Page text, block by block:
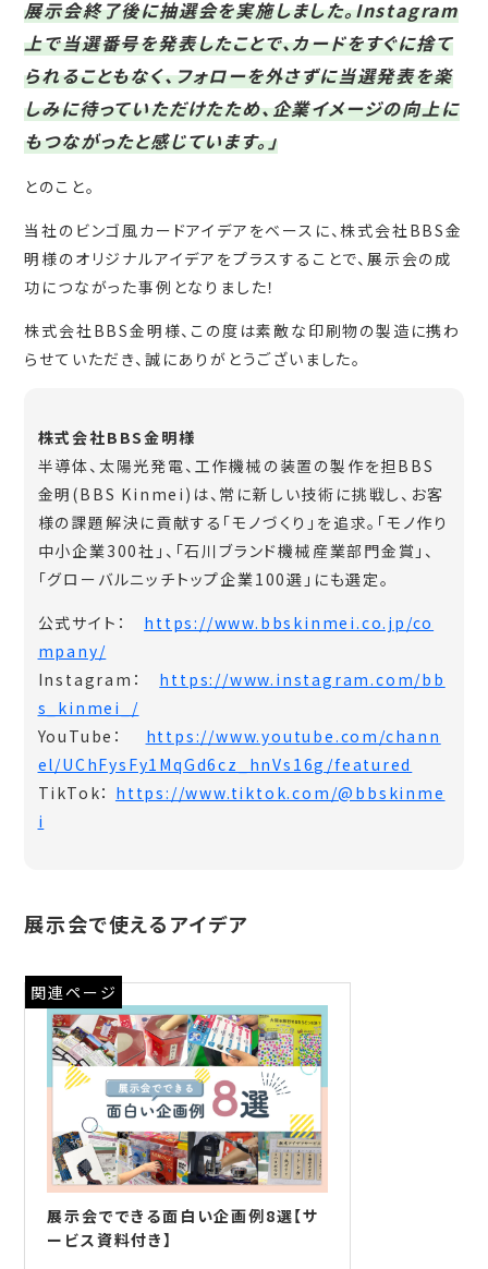
展示会終了後に抽選会を実施しました。Instagram
上で当選番号を発表したことで、カードをすぐに捨て
られることもなく、フォローを外さずに当選発表を楽
しみに待っていただけたため、企業イメージの向上に
もつながったと感じています。」
とのこと。
当社のビンゴ風カードアイデアをベースに、株式会社BBS金
明様のオリジナルアイデアをプラスすることで、展示会の成
功につながった事例となりました！
株式会社BBS金明様、この度は素敵な印刷物の製造に携わ
らせていただき、誠にありがとうございました。
株式会社BBS金明様
半導体、太陽光発電、工作機械の装置の製作を担BBS
金明(BBS Kinmei)は、常に新しい技術に挑戦し、お客
様の課題解決に貢献する「モノづくり」を追求。「モノ作り
中小企業300社」、「石川ブランド機械産業部門金賞」、
「グローバルニッチトップ企業100選」にも選定。
公式サイト： https://www.bbskinmei.co.jp/co
mpany/
Instagram： https://www.instagram.com/bb
s_kinmei_/
YouTube： https://www.youtube.com/chann
el/UChFysFy1MqGd6cz_hnVs16g/featured
TikTok： https://www.tiktok.com/@bbskinme
i
展示会で使えるアイデア
関連ページ
展示会でできる面白い企画例8選【サ
ービス資料付き】